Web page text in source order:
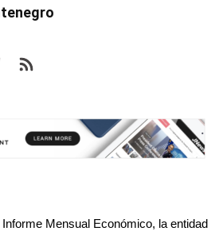
Informe Mensual Económico, la entidad